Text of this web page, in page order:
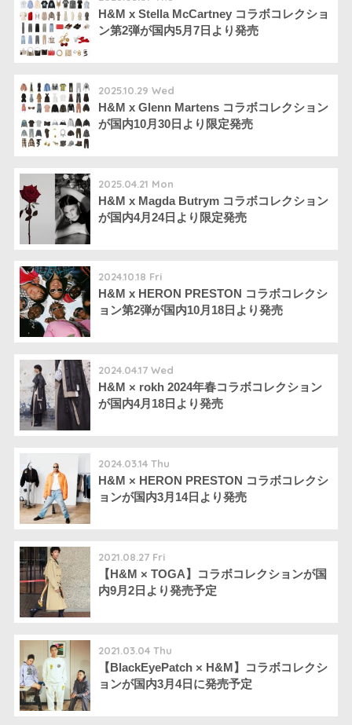
H&M x Stella McCartney コラボコレクショ
ン第2弾が国内5月7日より発売
2025.10.29 Wed
H&M x Glenn Martens コラボコレクション
が国内10月30日より限定発売
2025.04.21 Mon
H&M x Magda Butrym コラボコレクション
が国内4月24日より限定発売
2024.10.18 Fri
H&M x HERON PRESTON コラボコレクシ
ョン第2弾が国内10月18日より発売
2024.04.17 Wed
H&M × rokh 2024年春コラボコレクション
が国内4月18日より発売
2024.03.14 Thu
H&M × HERON PRESTON コラボコレクシ
ョンが国内3月14日より発売
2021.08.27 Fri
【H&M × TOGA】コラボコレクションが国
内9月2日より発売予定
2021.03.04 Thu
【BlackEyePatch × H&M】コラボコレクシ
ョンが国内3月4日に発売予定